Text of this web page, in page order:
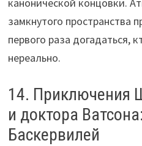
замкнутого пространства
первого раза догадаться,
нереально.
14. Приключения
и доктора
Баскервилей